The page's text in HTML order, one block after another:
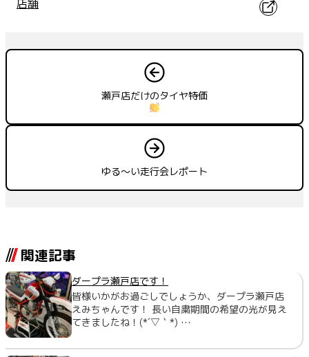
店舗
瀬戸店だけのタイヤ特価
ゆる～い走行会レポート
関連記事
ダープラ瀬戸店です！
皆様いかがお過ごしでしょうか、ダープラ瀬戸店
えみちゃんです！ 長い自粛期間の希望の光が見え
てきましたね！(*´▽｀*) …